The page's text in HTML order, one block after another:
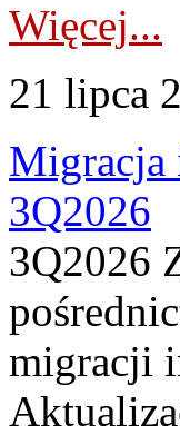
Więcej...
21 lipca
Migracja
3Q2026
3Q2026
migracji